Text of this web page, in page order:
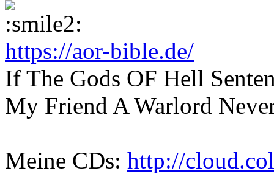
https://aor-bible.de/
If The Gods OF Hell
My Friend A Warlord
Meine CDs: http://